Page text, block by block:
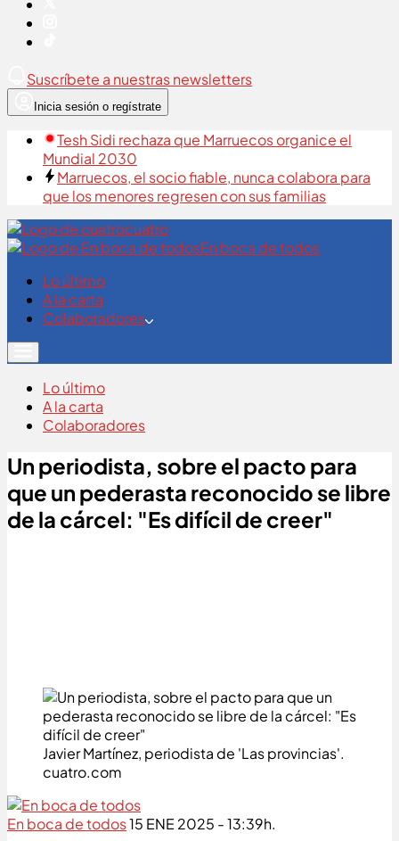
Suscríbete a nuestras newsletters
Inicia sesión o regístrate
Tesh Sidi rechaza que Marruecos organice el
Mundial 2030
Marruecos, el socio fiable, nunca colabora para
que los menores regresen con sus familias
cuatro
En boca de todos
Lo último
A la carta
Colaboradores
Lo último
A la carta
Colaboradores
Un periodista, sobre el pacto para
que un pederasta reconocido se libre
de la cárcel: "Es difícil de creer"
Javier Martínez, periodista de 'Las provincias'.
cuatro.com
En boca de todos15 ENE 2025 - 13:39h.